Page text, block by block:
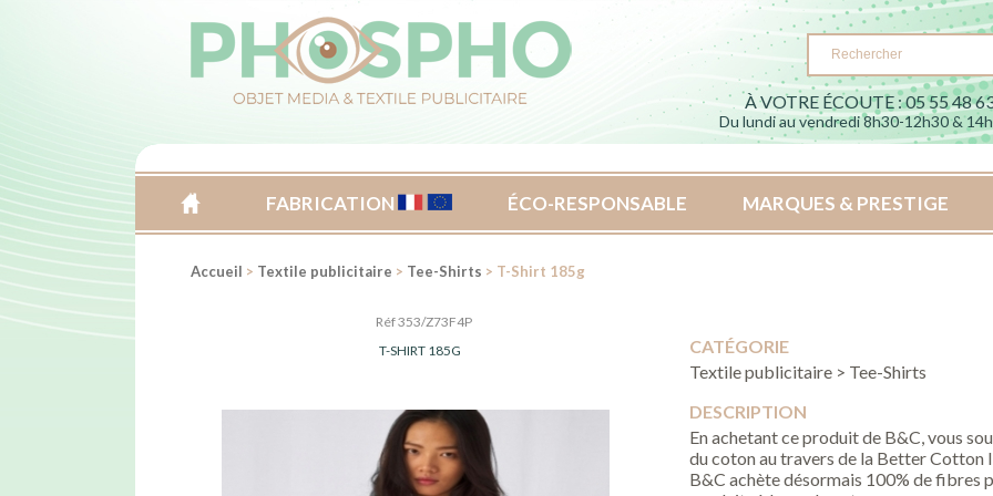
À VOTRE ÉCOUTE : 05 55 48
Du lundi au vendredi 8h30-12h30 &
ACCUEIL
FABRICATION ÉCO-RESPONSABLE MARQUES & PRESTIGE
Accueil > Textile publicitaire > Tee-Shirts > T-Shirt 185g
Réf 353/Z73F4P
T-SHIRT 185G
CATÉGORIE
Textile publicitaire > Tee-Shirts
DESCRIPTION
En achetant ce produit de B&C, vous
du coton au travers de la Better Cotton
B&C achète désormais 100% de fibres